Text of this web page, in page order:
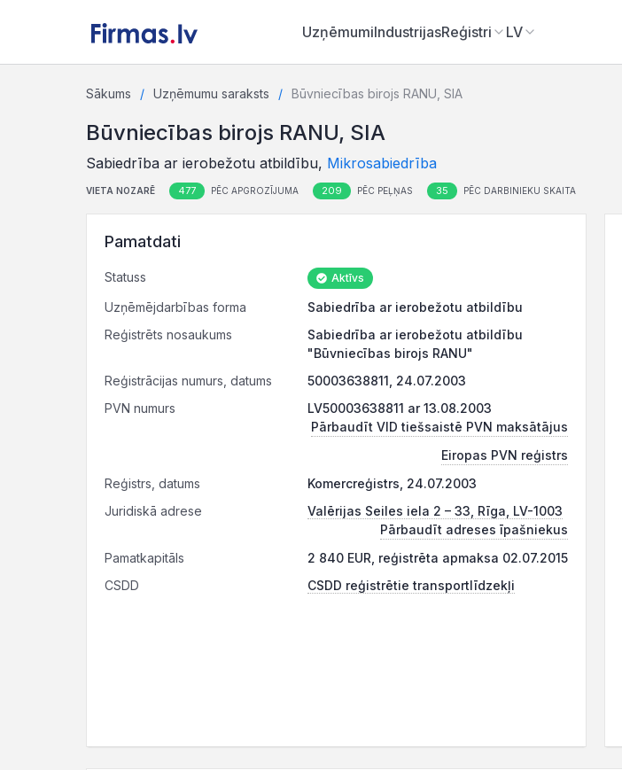
UzņēmumiIndustrijasReģistri LV
Sākums Uzņēmumu saraksts Būvniecības birojs RANU, SIA
Būvniecības birojs RANU, SIA
Sabiedrība ar ierobežotu atbildību, Mikrosabiedrība
VIETA NOZARĒ 477 PĒC APGROZĪJUMA 209 PĒC PEĻŅAS 35 PĒC DARBINIEKU SKAITA
Pamatdati
Statuss Aktīvs
Uzņēmējdarbības forma
Sabiedrība ar ierobežotu atbildību
Reģistrēts nosaukums
Sabiedrība ar ierobežotu atbildību
"Būvniecības birojs RANU"
Reģistrācijas numurs, datums
50003638811, 24.07.2003
PVN numurs
LV50003638811 ar 13.08.2003
Pārbaudīt VID tiešsaistē PVN maksātājus
Eiropas PVN reģistrs
Reģistrs, datums
Komercreģistrs, 24.07.2003
Juridiskā adrese
Valērijas Seiles iela 2 – 33, Rīga, LV-1003
Pārbaudīt adreses īpašniekus
Pamatkapitāls
2 840 EUR, reģistrēta apmaksa 02.07.2015
CSDD
CSDD reģistrētie transportlīdzekļi